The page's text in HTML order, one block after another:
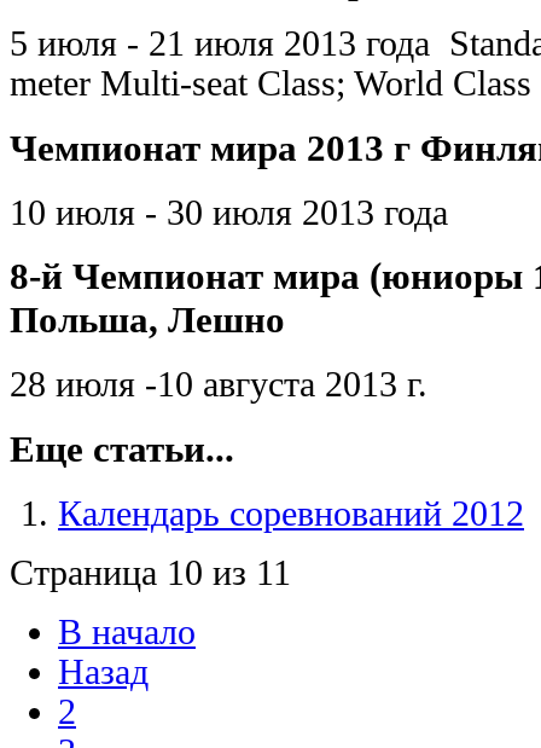
5 июля - 21 июля 2013 года
meter Multi-seat Class; World Class
Чемпионат мира 2013 г
10 июля - 30 июля 2013 года
8-й Чемпионат мира (юниоры
Польша, Лешно
28 июля -10 августа 2013 г.
Еще статьи...
Календарь соревнований 2012
Страница 10 из 11
В начало
Назад
2